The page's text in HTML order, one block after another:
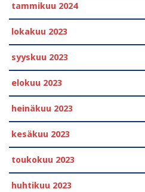
tammikuu 2024
lokakuu 2023
syyskuu 2023
elokuu 2023
heinäkuu 2023
kesäkuu 2023
toukokuu 2023
huhtikuu 2023